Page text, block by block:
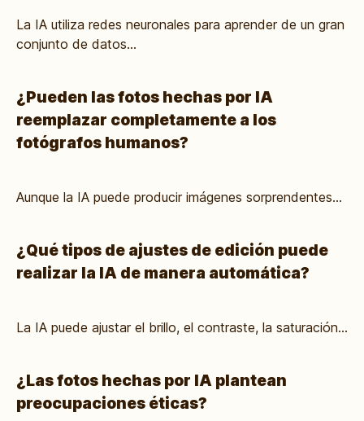
La IA utiliza redes neuronales para aprender de un gran
conjunto de datos...
¿Pueden las fotos hechas por IA
reemplazar completamente a los
fotógrafos humanos?
Aunque la IA puede producir imágenes sorprendentes...
¿Qué tipos de ajustes de edición puede
realizar la IA de manera automática?
La IA puede ajustar el brillo, el contraste, la saturación...
¿Las fotos hechas por IA plantean
preocupaciones éticas?